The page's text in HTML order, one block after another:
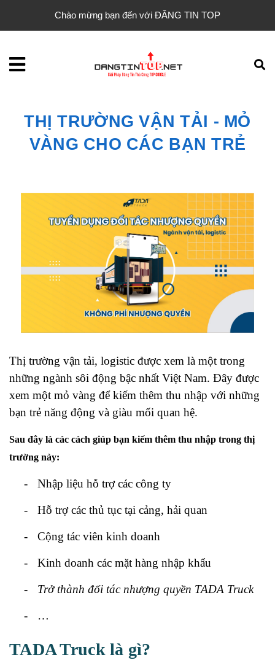
Chào mừng bạn đến với ĐĂNG TIN TOP
THỊ TRƯỜNG VẬN TẢI - MỎ
VÀNG CHO CÁC BẠN TRẺ
Thị trường vận tải, logistic được xem là một trong
những ngành sôi động bậc nhất Việt Nam. Đây được
xem một mỏ vàng để kiếm thêm thu nhập với những
bạn trẻ năng động và giàu mối quan hệ.
Sau đây là các cách giúp bạn kiếm thêm thu nhập trong thị
trường này:
- Nhập liệu hỗ trợ các công ty
- Hỗ trợ các thủ tục tại cảng, hải quan
- Cộng tác viên kinh doanh
- Kinh doanh các mặt hàng nhập khẩu
- Trở thành đối tác nhượng quyền TADA Truck
- …
TADA Truck là gì?